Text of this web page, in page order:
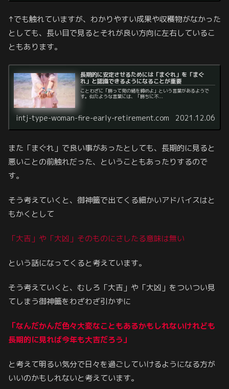
↑でも触れていますが、わかりやすい成果や収穫物がなかった
としても、長い目で見るとそれが良い方向に左右しているこ
ともあります。
長期的に安定させるためには「まぐれ」を「まぐ
れ」と認識できるようになることが重要
ことわざに「勝って兜の緒を締めよ」という言葉があるようで
す。似たような言葉には、「勝ちに不...
intj-type-woman-fire-early-retirement.com 2021.12.06
また「まぐれ」で良い事があったとしても、長期的に見ると
悪いことの前触れだった、ということもあったりするので
す。
そう考えていくと、御神籤で出てくる細かいアドバイスはと
もかくとして
「大吉」や「大凶」そのものにさしたる意味は無い
という話になってくると考えています。
そう考えていくと、むしろ「大吉」や「大凶」をついつい見
てしまう御神籤をわざわざ引かずに
「なんだかんだ色々大変なこともあるかもしれないけれども
長期的に見れば今年も大吉だろう」
と考えて明るい気分で日々を過ごしていけるようになる方が
いいのかもしれないと考えています。